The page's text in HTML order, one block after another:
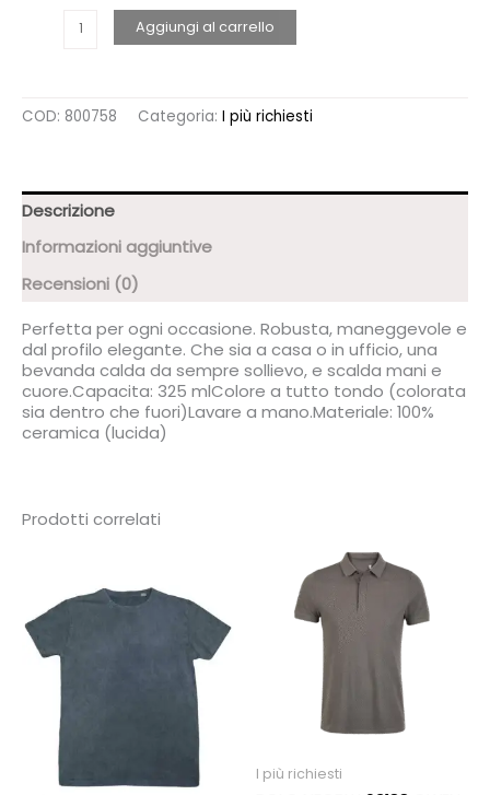
Aggiungi al carrello
COD: 800758 Categoria: I più richiesti
Descrizione
Informazioni aggiuntive
Recensioni (0)
Perfetta per ogni occasione. Robusta, maneggevole e
dal profilo elegante. Che sia a casa o in ufficio, una
bevanda calda da sempre sollievo, e scalda mani e
cuore.Capacita: 325 mlColore a tutto tondo (colorata
sia dentro che fuori)Lavare a mano.Materiale: 100%
ceramica (lucida)
Prodotti correlati
I più richiesti